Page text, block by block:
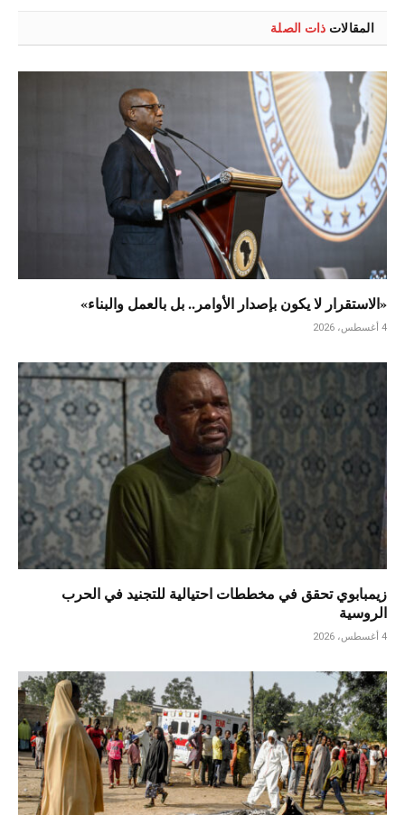
المقالات ذات الصلة
«الاستقرار لا يكون بإصدار الأوامر.. بل بالعمل والبناء»
4 أغسطس، 2026
زيمبابوي تحقق في مخططات احتيالية للتجنيد في الحرب
الروسية
4 أغسطس، 2026